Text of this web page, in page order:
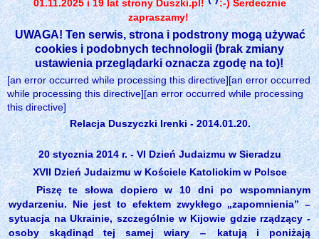
01.11.2025 i 19 lat strony Duszki.pl!
:-) Serdecznie
zapraszamy!
UWAGA! Ten serwis, strona i podstrony mogą używać
cookies i podobnych technologii (brak zmiany
ustawienia przeglądarki oznacza zgodę na to)!
[an error occurred while processing this directive][an error occurred
while processing this directive][an error occurred while processing
this directive]
Relacja Duszyczki Irenki - 2014.01.20.
20 stycznia 2014 r. - VI Dzień Judaizmu w Sieradzu
XVII Dzień Judaizmu w Kościele Katolickim w Polsce
Piszę te słowa dopiero w 10 dni po wspomnianym
wydarzeniu. Nie jest to efektem zwykłego „zapomnienia” –
sytuacja na Ukrainie, szczególnie w Kijowie gdzie rządzący -
osoby skądinąd tej samej wiary‒ katują i poniżają